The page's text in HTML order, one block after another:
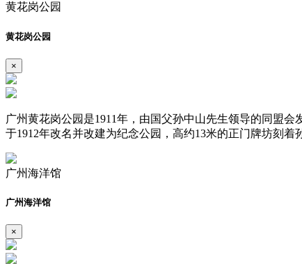
黄花岗公园
黄花岗公园
×
广州黄花岗公园是1911年，由国父孙中山先生领导的同盟
于1912年改名并改建为纪念公园，高约13米的正门牌坊刻
广州海洋馆
广州海洋馆
×